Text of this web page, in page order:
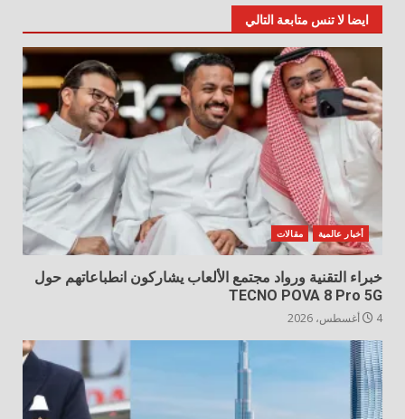
ايضا لا تنس متابعة التالي
أخبار عالمية مقالات
خبراء التقنية ورواد مجتمع الألعاب يشاركون انطباعاتهم حول
TECNO POVA 8 Pro 5G
4 أغسطس، 2026